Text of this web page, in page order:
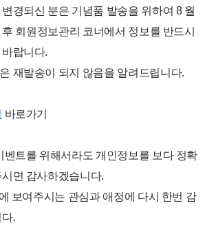
경되신 분은 기념품 발송을 위하여 8 월
회원정보관리 코너에서 정보를 반드시
랍니다.
재발송이 되지 않음을 알려드립니다.
바로가기
벤트를 위해서라도 개인정보를 보다 정확
면 감사하겠습니다.
보여주시는 관심과 애정에 다시 한번 감
.